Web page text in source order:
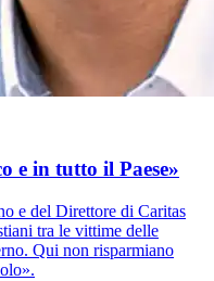
e in tutto il Paese»
e del Direttore di Caritas
tra le vittime delle
Qui non risparmiano